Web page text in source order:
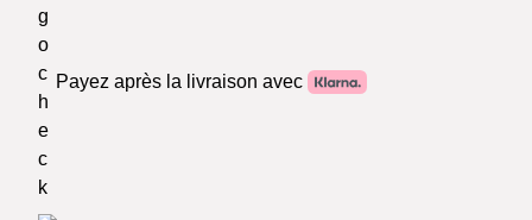
Payez après la livraison avec